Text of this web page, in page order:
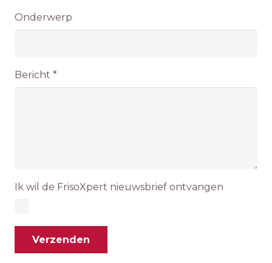
Onderwerp
Bericht *
Ik wil de FrisoXpert nieuwsbrief ontvangen